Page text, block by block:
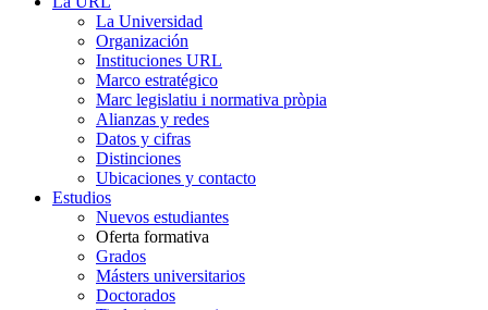
La Universidad
Organización
Instituciones URL
Marco estratégico
Marc legislatiu i normativa pròpia
Alianzas y redes
Datos y cifras
Distinciones
Ubicaciones y contacto
Estudios
Nuevos estudiantes
Oferta formativa
Grados
Másters universitarios
Doctorados